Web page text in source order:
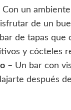
Con un
de un
de tapas que
y cócteles
– Un bar con
después